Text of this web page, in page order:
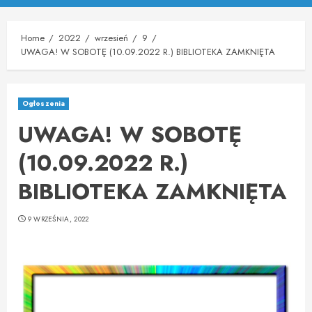
Menu
Home 2022 wrzesień
9
UWAGA! W SOBOTĘ (10.09.2022 R.) BIBLIOTEKA ZAMKNIĘTA
Ogłoszenia
UWAGA! W SOBOTĘ
(10.09.2022 R.)
BIBLIOTEKA ZAMKNIĘTA
9 WRZEŚNIA, 2022